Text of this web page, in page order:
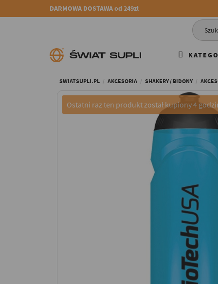
DARMOWA DOSTAWA od 249zł
SWIATSUPLI.PL AKCESORIA SHAKERY / BIDONY